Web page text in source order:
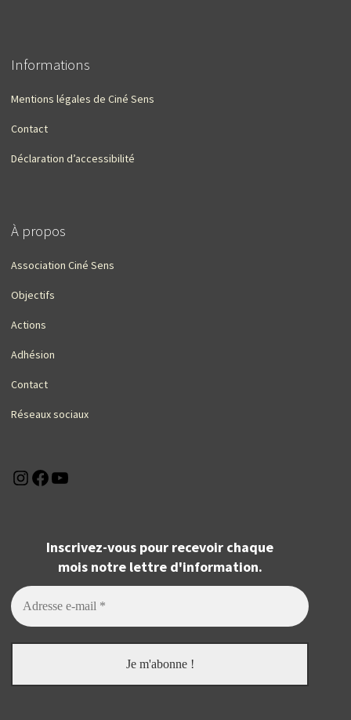
Informations
Mentions légales de Ciné Sens
Contact
Déclaration d’accessibilité
À propos
Association Ciné Sens
Objectifs
Actions
Adhésion
Contact
Réseaux sociaux
Instagram
Facebook
Inscrivez-vous pour recevoir chaque
mois notre lettre d'information.